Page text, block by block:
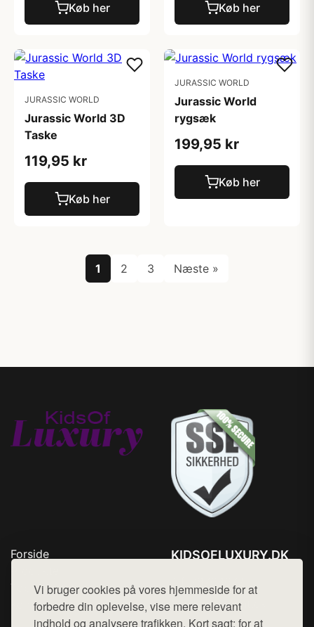
Vi bruger cookies på vores hjemmeside for at
forbedre din oplevelse, vise mere relevant
indhold og analysere trafikken. Kort sagt: for at
Køb her Køb her
JURASSIC WORLD
Jurassic World 3D
Taske
119,95 kr
Køb her
JURASSIC WORLD
Jurassic World
rygsæk
199,95 kr
Køb her
1 2 3 Næste »
Forside
Top Rabatter
Kontakt
KIDSOFLUXURY.DK
Mail: hej@want.dk